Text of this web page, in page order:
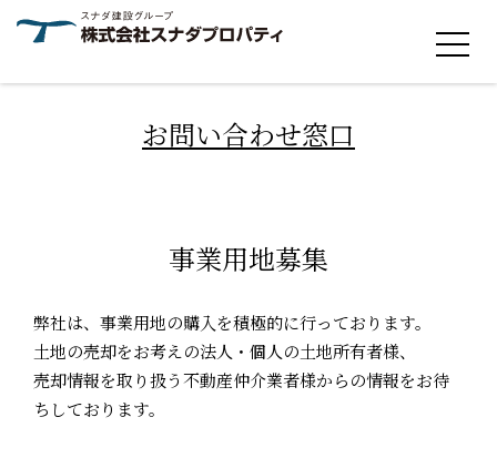
お問い合わせ窓口
事業用地募集
弊社は、事業用地の購入を積極的に行っております。
土地の売却をお考えの法人・個人の土地所有者様、
売却情報を取り扱う不動産仲介業者様からの情報をお待
ちしております。